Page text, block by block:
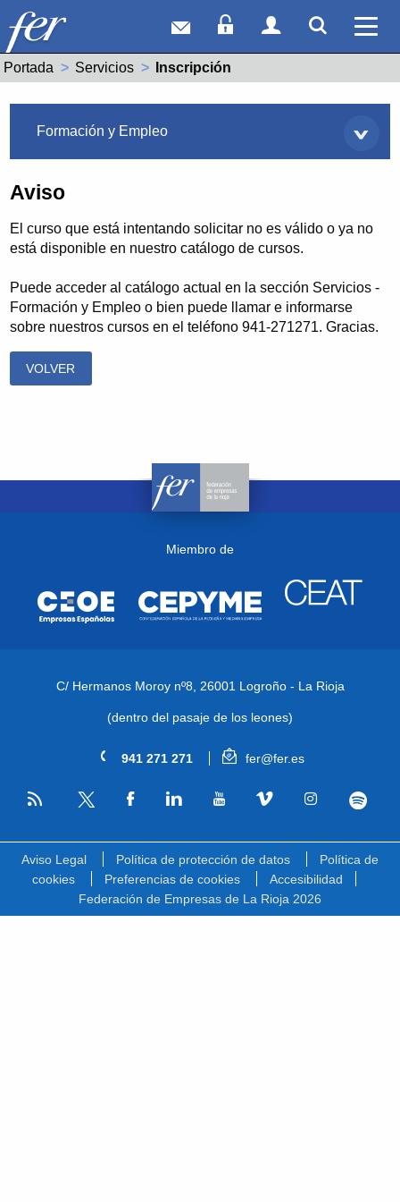
Correo webAcceso Socios
Acceso
Portada Servicios Actual:
Inscripción
Formación y Empleo
Aviso
El curso que está intentando solicitar no es válido o ya no
está disponible en nuestro catálogo de cursos.
Puede acceder al catálogo actual en la sección Servicios -
Formación y Empleo o bien puede llamar e informarse
sobre nuestros cursos en el teléfono 941-271271. Gracias.
VOLVER
Miembro de
C/ Hermanos Moroy nº8, 26001 Logroño - La Rioja
(dentro del pasaje de los leones)
941 271 271 fer@fer.es
RSS
Aviso Legal Política de protección de datos
Política de
cookies
Preferencias de cookies
Accesibilidad
Federación de Empresas de La Rioja 2026